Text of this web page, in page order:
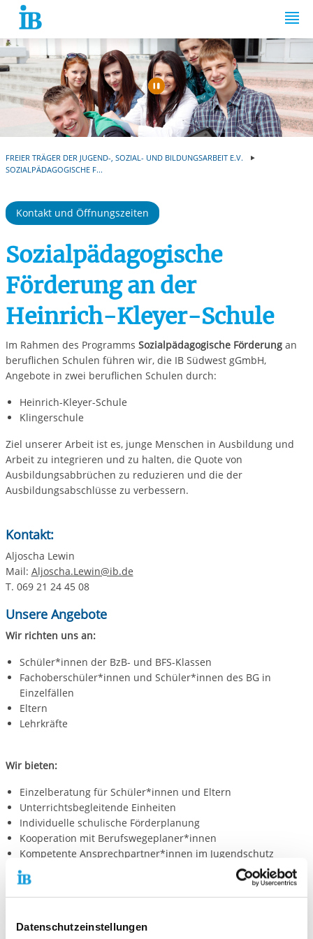
Datenschutzeinstellungen
Springe zum Inhalt
Automatische
FREIER TRÄGER DER JUGEND-, SOZIAL- UND BILDUNGSARBEIT E.V.
SOZIALPÄDAGOGISCHE F...
Kontakt und Öffnungszeiten
Sozialpädagogische
Förderung an der
Heinrich-Kleyer-Schule
Im Rahmen des Programms Sozialpädagogische Förderungan
beruflichen Schulen führen wir, die IB Südwest gGmbH,
Angebote in zwei beruflichen Schulen durch:
Heinrich-Kleyer-Schule
Klingerschule
Ziel unserer Arbeit ist es, junge Menschen in Ausbildung und
Arbeit zu integrieren und zu halten, die Quote von
Ausbildungsabbrüchen zu reduzieren und die der
Ausbildungsabschlüsse zu verbessern.
Kontakt:
Aljoscha Lewin
Mail: Aljoscha.Lewin@ib.de
T. 069 21 24 45 08
Unsere Angebote
Wir richten uns an:
Schüler*innen der BzB- und BFS-Klassen
Fachoberschüler*innen und Schüler*innen des BG in
Einzelfällen
Eltern
Lehrkräfte
Wir bieten:
Einzelberatung für Schüler*innen und Eltern
Unterrichtsbegleitende Einheiten
Individuelle schulische Förderplanung
Kooperation mit Berufswegeplaner*innen
Kompetente Ansprechpartner*innen im Jugendschutz
Unsere Arbeitsweise
Begleitung sowie in präventiv ausgerichteten klassenbezogenen